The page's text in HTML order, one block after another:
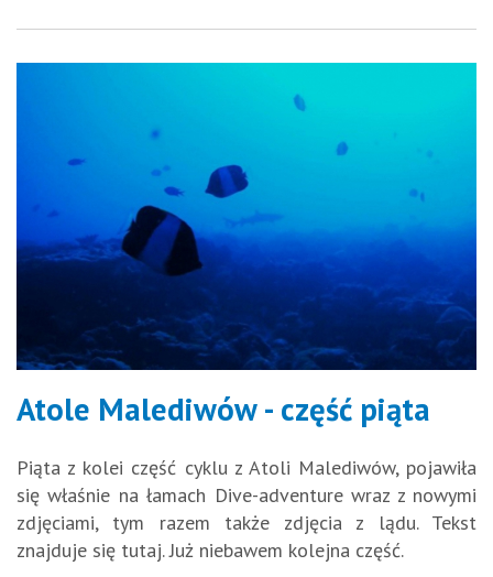
Atole Malediwów - część piąta
Piąta z kolei część cyklu z Atoli Malediwów, pojawiła
się właśnie na łamach Dive-adventure wraz z nowymi
zdjęciami, tym razem także zdjęcia z lądu. Tekst
znajduje się tutaj. Już niebawem kolejna część.